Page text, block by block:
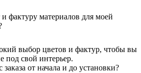
фактуру материалов для моей
выбор цветов и фактур, чтобы вы
под свой интерьер.
от начала и до установки?